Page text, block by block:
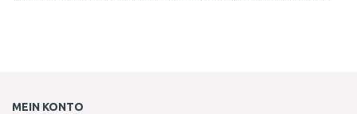
MEIN KONTO